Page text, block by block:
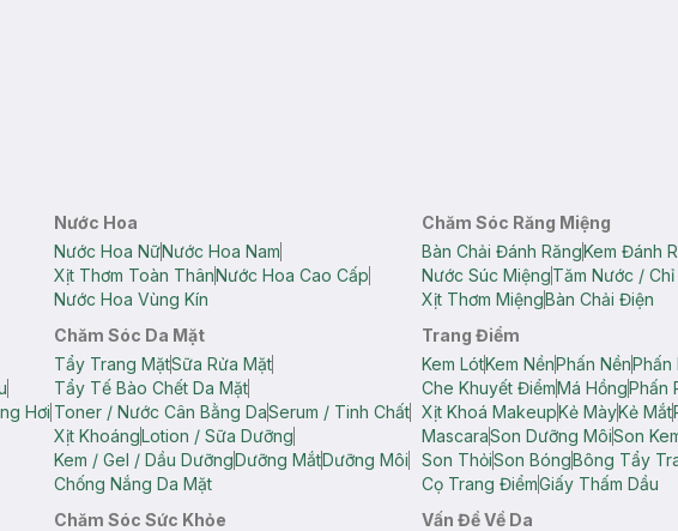
Nước Hoa
Nước Hoa NữNước Hoa Nam
Xịt Thơm Toàn ThânNước Hoa Cao Cấp
Nước Hoa Vùng Kín
Chăm Sóc Răng Miệng
Bàn Chải Đánh RăngKem Đánh
Nước Súc MiệngTăm Nước /
Xịt Thơm MiệngBàn Chải Điện
Hơi
Chăm Sóc Da Mặt
Tẩy Trang MặtSữa Rửa Mặt
Tẩy Tế Bào Chết Da Mặt
Toner / Nước Cân Bằng DaSerum / Tinh Chất
Xịt KhoángLotion / Sữa Dưỡng
Kem / Gel / Dầu DưỡngDưỡng MắtDưỡng Môi
Chống Nắng Da Mặt
Trang Điểm
Kem LótKem NềnPhấn NềnPhấn
Che Khuyết ĐiểmMá HồngPhấn
Xịt Khoá MakeupKẻ MàyKẻ Mắt
MascaraSon Dưỡng MôiSon
Son ThỏiSon BóngBông Tẩy
Cọ Trang ĐiểmGiấy Thấm Dầu
Chăm Sóc Sức Khỏe
Vấn Đề Về Da